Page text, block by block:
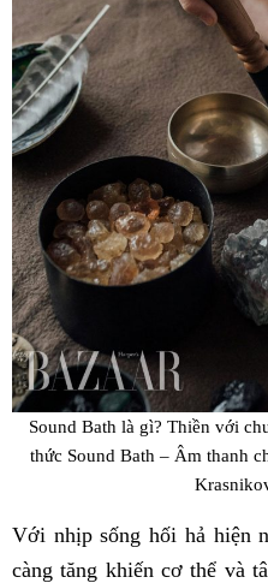
Sound Bath là gì? Thiền với
thức Sound Bath – Âm thanh
Với nhịp sống hối hả hiện
càng tăng khiến cơ thể và